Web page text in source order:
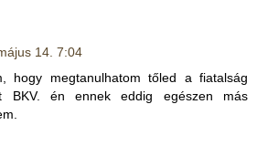
14. 7:04
hogy megtanulhatom tőled a fiatalság
BKV. én ennek eddig egészen más